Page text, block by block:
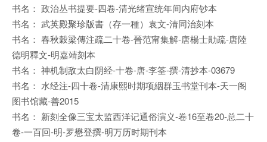
书名： 政治丛书提要-四卷-清光绪宣统年间内府钞本
书名： 武英殿聚珍版書（存一種）袁文-清同治刻本
书名： 春秋穀梁傳注疏二十卷-晉范甯集解-唐楊士勛疏-唐陸
德明釋文-明嘉靖刻本
书名： 神机制敌太白阴经-十卷-唐-李筌-撰-清抄本-03679
书名： 水经注-四十卷-清康熙时期项絪群玉书堂刊本-天一阁
图书馆藏-善2015
书名： 新刻全像三宝太监西洋记通俗演义-卷16至卷20-总二十
卷-一百回-明-罗懋登撰-明万历时期刊本